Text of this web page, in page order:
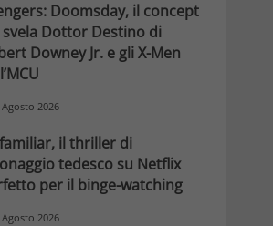
Doomsday, il concept
Dottor Destino di
Downey Jr. e gli X-Men
Agosto 2026
il thriller di
tedesco su Netflix
per il binge-watching
Agosto 2026